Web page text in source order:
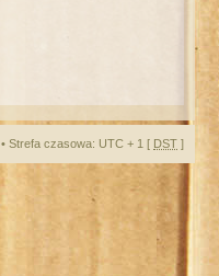
• Strefa czasowa: UTC + 1 [ DST ]